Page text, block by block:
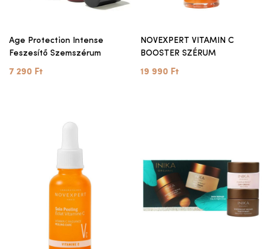
Age Protection Intense
Feszesítő Szemszérum
7 290 Ft
NOVEXPERT VITAMIN C
BOOSTER SZÉRUM
19 990 Ft